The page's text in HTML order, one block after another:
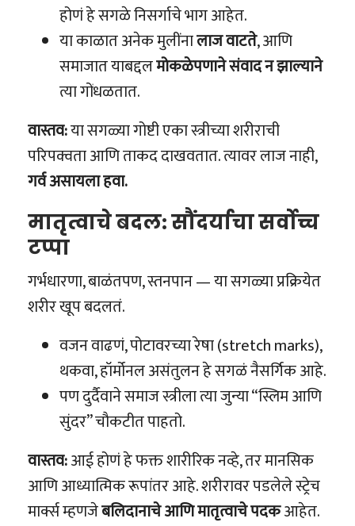
होणं हे सगळे निसर्गाचे भाग आहेत.
या काळात अनेक मुलींनालाज वाटते, आणि
समाजात याबद्दलमोकळेपणाने संवाद न झाल्याने
त्या गोंधळतात.
वास्तव:या सगळ्या गोष्टी एका स्त्रीच्या शरीराची
परिपक्वता आणि ताकद दाखवतात. त्यावर लाज नाही,
गर्व असायला हवा.
मातृत्वाचे बदल: सौंदर्याचा सर्वोच्च
टप्पा
गर्भधारणा, बाळंतपण, स्तनपान — या सगळ्या प्रक्रियेत
शरीर खूप बदलतं.
वजन वाढणं, पोटावरच्या रेषा (stretch marks),
थकवा, हॉर्मोनल असंतुलन हे सगळं नैसर्गिक आहे.
पण दुर्दैवाने समाज स्त्रीला त्या जुन्या “स्लिम आणि
सुंदर” चौकटीत पाहतो.
वास्तव:आई होणं हे फक्त शारीरिक नव्हे, तर मानसिक
आणि आध्यात्मिक रूपांतर आहे. शरीरावर पडलेले स्ट्रेच
मार्क्स म्हणजेबलिदानाचे आणि मातृत्वाचे पदकआहेत.